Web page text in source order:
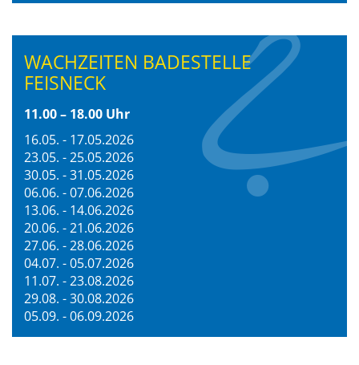
WACHZEITEN BADESTELLE
FEISNECK
11.00 – 18.00 Uhr
16.05. - 17.05.2026
23.05. - 25.05.2026
30.05. - 31.05.2026
06.06. - 07.06.2026
13.06. - 14.06.2026
20.06. - 21.06.2026
27.06. - 28.06.2026
04.07. - 05.07.2026
11.07. - 23.08.2026
29.08. - 30.08.2026
05.09. - 06.09.2026